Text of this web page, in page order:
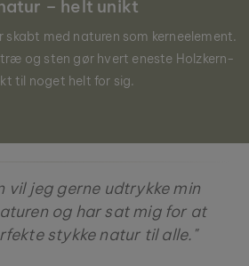
– helt unikt
skabt med naturen som kerneelement.
og sten gør hvert eneste Holzkern-
til noget helt for sig.
vil jeg gerne udtrykke min
og har sat mig for at
stykke natur til alle."